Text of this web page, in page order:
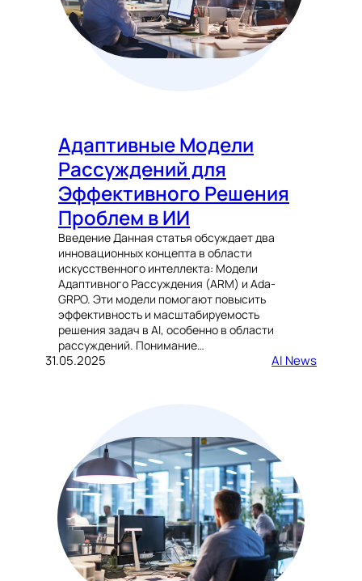
Адаптивные Модели
Рассуждений для
Эффективного Решения
Проблем в ИИ
Введение Данная статья обсуждает два
инновационных концепта в области
искусственного интеллекта: Модели
Адаптивного Рассуждения (ARM) и Ada-
GRPO. Эти модели помогают повысить
эффективность и масштабируемость
решения задач в AI, особенно в области
рассуждений. Понимание…
31.05.2025 AI News